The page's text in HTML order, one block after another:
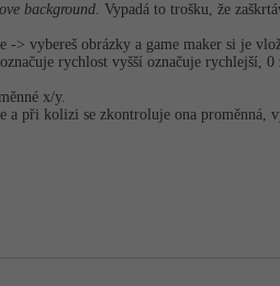
background. Vypadá to trošku, že
vybereš obrázky a game maker si je
rychlost vyšší označuje rychlejší, 0
x/y.
a při kolizi se zkontroluje ona proměnná,